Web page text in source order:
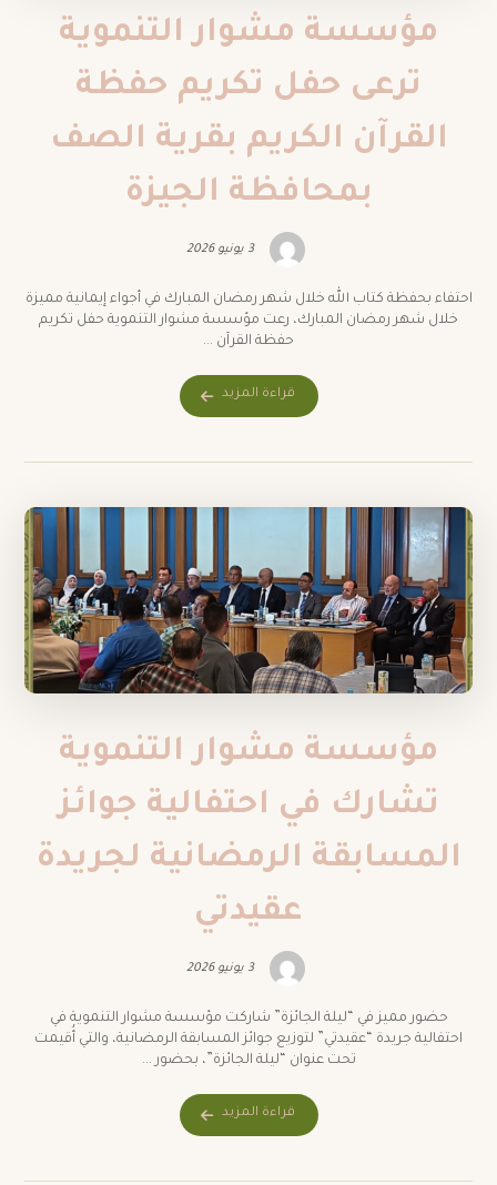
مؤسسة مشوار التنموية
ترعى حفل تكريم حفظة
القرآن الكريم بقرية الصف
بمحافظة الجيزة
3 يونيو 2026
احتفاء بحفظة كتاب الله خلال شهر رمضان المبارك في أجواء إيمانية مميزة
خلال شهر رمضان المبارك، رعت مؤسسة مشوار التنموية حفل تكريم
حفظة القرآن ...
قراءة المزيد
مؤسسة مشوار التنموية
تشارك في احتفالية جوائز
المسابقة الرمضانية لجريدة
عقيدتي
3 يونيو 2026
حضور مميز في “ليلة الجائزة” شاركت مؤسسة مشوار التنموية في
احتفالية جريدة “عقيدتي” لتوزيع جوائز المسابقة الرمضانية، والتي أُقيمت
تحت عنوان “ليلة الجائزة”، بحضور ...
قراءة المزيد